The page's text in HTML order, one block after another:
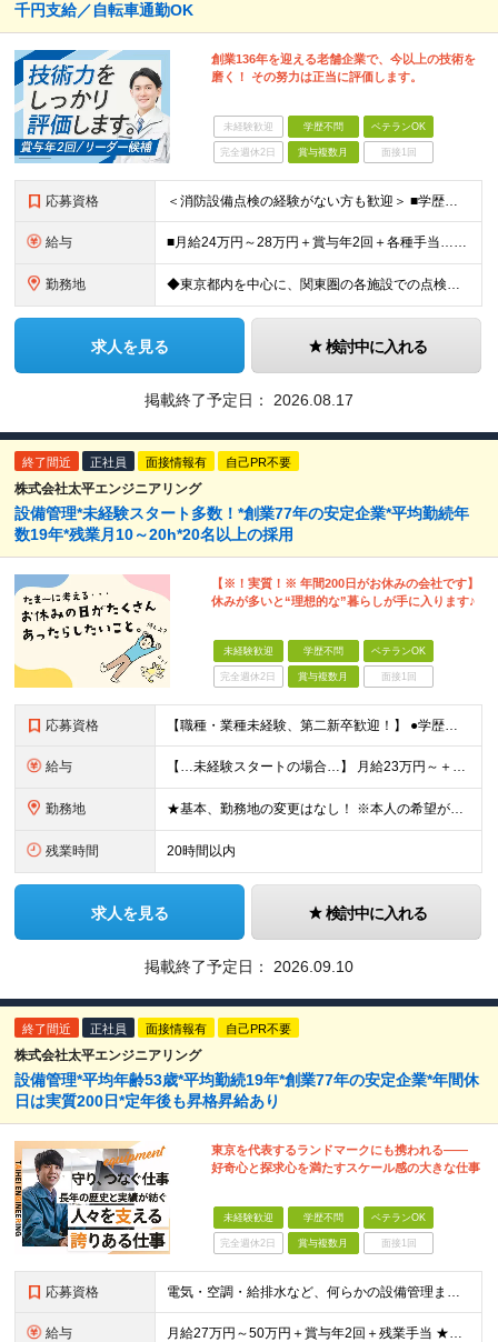
千円支給／自転車通勤OK
創業136年を迎える老舗企業で、今以上の技術を
磨く！ その努力は正当に評価します。
未経験歓迎 学歴不問 ベテランOK
完全週休2日 賞与複数月 面接1回
応募資格 ＜消防設備点検の経験がない方も歓迎＞ ■学歴不問 ■普通自動車運転免許（AT限定可） ■下記いずれかの業務経験をお持ちの方 ・消防設備の点検または工事の経験 ・電気工事の設計・施工経験 ・何らかの設備
給与 ■月給24万円～28万円＋賞与年2回＋各種手当…＜消防設備以外の点検工事経験者＞ ■月給28万円～＋賞与年2回＋各種手当…＜消防設備点検経験者※甲種消防設備士取得者＞ ※残業代は全額支給します（事
勤務地 ◆東京都内を中心に、関東圏の各施設での点検業務になります ◆自転車通勤OK ＜本社＞東京都江東区白河2丁目1－1 ※希望により、関連会社への転籍、出向も可能です（横浜、大阪） ●基本的に日中は外出
求人を見る 検討中に入れる
掲載終了予定日： 2026.08.17
終了間近 正社員 面接情報有 自己PR不要
株式会社太平エンジニアリング
設備管理*未経験スタート多数！*創業77年の安定企業*平均勤続年
数19年*残業月10～20h*20名以上の採用
【※！実質！※ 年間200日がお休みの会社です】
休みが多いと“理想的な”暮らしが手に入ります♪
未経験歓迎 学歴不問 ベテランOK
完全週休2日 賞与複数月 面接1回
応募資格 【職種・業種未経験、第二新卒歓迎！】 ●学歴不問 ★建設系の関連業務経験や機械メンテナンスの経験など、機会を触る経験をお持ちの方は行かせます！ ★「手に職をつけて安定して働きたい」「大型施設の裏側を
給与 【…未経験スタートの場合…】 月給23万円～＋賞与年2回＋残業手当 【…経験者の場合…】 月給27万円～50万円＋賞与年2回＋残業手当 【…マネジメント経験者の場合…】 月給35万円～50万円＋賞
勤務地 ★基本、勤務地の変更はなし！ ※本人の希望がない場合 ★埼玉／千葉から通う社員も多数活躍中！ ◆東京エリア 目黒区駒場4-6-1（東大先端科学技研センター） 港区台場2丁目6-1（グランドニッコー東
残業時間 20時間以内
求人を見る 検討中に入れる
掲載終了予定日： 2026.09.10
終了間近 正社員 面接情報有 自己PR不要
株式会社太平エンジニアリング
設備管理*平均年齢53歳*平均勤続19年*創業77年の安定企業*年間休
日は実質200日*定年後も昇格昇給あり
東京を代表するランドマークにも携われる――
好奇心と探求心を満たすスケール感の大きな仕事
未経験歓迎 学歴不問 ベテランOK
完全週休2日 賞与複数月 面接1回
応募資格 電気・空調・給排水など、何らかの設備管理または設備施工の実務経験をお持ちの方 ※学歴不問 ＜こんな方にピッタリです♪＞ ◎安定企業で腰を据えてキャリアを築きたい方 ◎頑張りが給与で還元される場所で働
給与 月給27万円～50万円＋賞与年2回＋残業手当 ★マネジメント経験をお持ちの方は… 月給35万円～50万円＋賞与年2回＋残業手当 ※月給は、スキルや経験、能力に応じて決定します ※時間外手当は別途全